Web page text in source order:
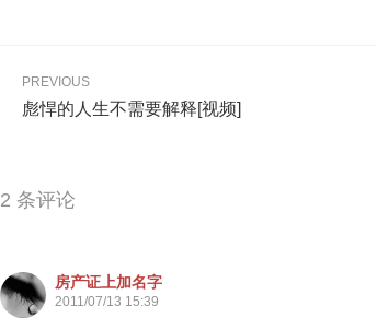
PREVIOUS
彪悍的人生不需要解释[视频]
2 条评论
房产证上加名字
2011/07/13 15:39